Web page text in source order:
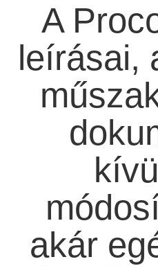
A
leírásai,
akár